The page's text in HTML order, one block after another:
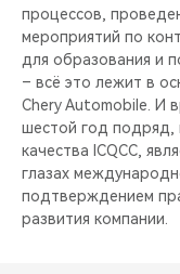
процессов,
мероприятий по
для образования и
– всё это лежит в
Chery Automobile. И
шестой год подряд,
качества ICQCC,
глазах
подтверждением
развития компании.